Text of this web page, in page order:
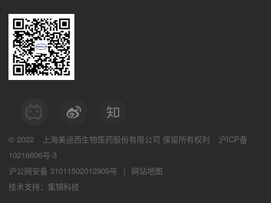
© 2022 上海美迪西生物医药股份有限公司 保留所有权利
沪ICP备
10216606号-3
沪公网安备 31011502012909号
|
网站地图
技术支持：集锦科技